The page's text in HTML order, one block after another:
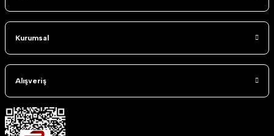
Kurumsal
Alışveriş